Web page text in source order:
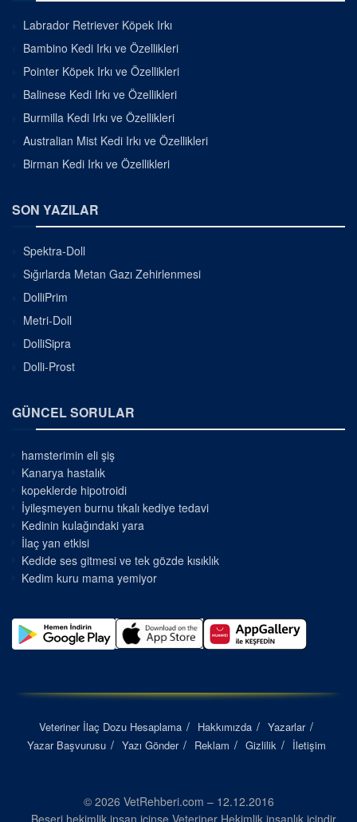
Labrador Retriever Köpek Irkı
Bambino Kedi Irkı ve Özellikleri
Pointer Köpek Irkı ve Özellikleri
Balinese Kedi Irkı ve Özellikleri
Burmilla Kedi Irkı ve Özellikleri
Australian Mist Kedi Irkı ve Özellikleri
Birman Kedi Irkı ve Özellikleri
SON YAZILAR
Spektra-Doll
Sığırlarda Metan Gazı Zehirlenmesi
DolliPrim
Metri-Doll
DolliSipra
Dolli-Prost
GÜNCEL SORULAR
hamsterimin eli şiş
Kanarya hastalık
kopeklerde hipotroidi
İyileşmeyen burnu tıkalı kediye tedavi
Kedinin kulağındaki yara
İlaç yan etkisi
Kedide ses gitmesi ve tek gözde kısıklık
Kedim kuru mama yemiyor
Veteriner İlaç Dozu Hesaplama Hakkımızda
Yazarlar
Yazar Başvurusu
Yazı Gönder Reklam Gizlilik İletişim
© 2026 VetRehberi.com – 12.12.2016
Beşeri hekimlik insan içinse Veteriner Hekimlik insanlık içindir...